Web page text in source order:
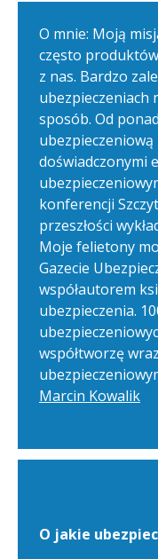
O mnie: Moją
często
z nas. Bardzo
ubezpieczeniach
sposób. Od
doświadczonymi
konferencji
przeszłości
Moje felietony
Gazecie
współautorem
ubezpieczenia.
współtworzę
Marcin Kowalik
O jakie